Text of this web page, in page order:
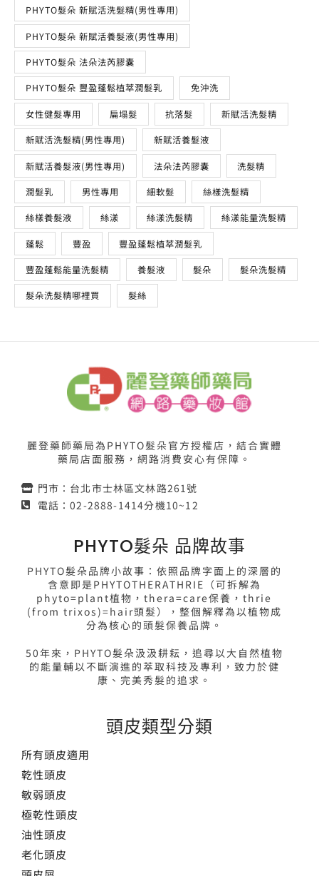
PHYTO髮朵 新賦活洗髮精(男性專用)
PHYTO髮朵 新賦活養髮液(男性專用)
PHYTO髮朵 法朵法芮膠囊
PHYTO髮朵 豐盈蓬鬆植萃潤髮乳 免沖洗
女性健髮專用 扁塌髮 抗落髮 新賦活洗髮精
新賦活洗髮精(男性專用) 新賦活養髮液
新賦活養髮液(男性專用) 法朵法芮膠囊 洗髮精
潤髮乳 男性專用 細軟髮 絲樣洗髮精
絲樣養髮液 絲漾 絲漾洗髮精 絲漾能量洗髮精
蓬鬆 豐盈 豐盈蓬鬆植萃潤髮乳
豐盈蓬鬆能量洗髮精 養髮液 髮朵 髮朵洗髮精
髮朵洗髮精哪裡買 髮絲
麗登藥師藥局為PHYTO髮朵官方授權店，結合實體
藥局店面服務，網路消費安心有保障。
門市：台北市士林區文林路261號
電話：02-2888-1414分機10~12
PHYTO髮朵 品牌故事
PHYTO髮朵品牌小故事：依照品牌字面上的深層的
含意即是PHYTOTHERATHRIE（可拆解為
phyto=plant植物，thera=care保養，thrie
(from trixos)=hair頭髮），整個解釋為以植物成
分為核心的頭髮保養品牌。
50年來，PHYTO髮朵汲汲耕耘，追尋以大自然植物
的能量輔以不斷演進的萃取科技及專利，致力於健
康、完美秀髮的追求。
頭皮類型分類
所有頭皮適用
乾性頭皮
敏弱頭皮
極乾性頭皮
油性頭皮
老化頭皮